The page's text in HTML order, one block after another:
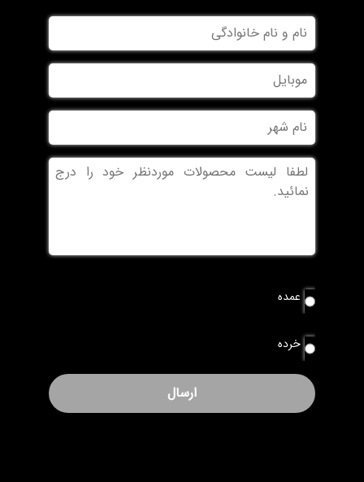
نام
و
نام
خانوادگی
موبایل
نام
شهر
بدون
عنوان
نوع
سفارش
عمده
خرده